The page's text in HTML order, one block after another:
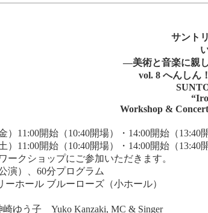
サント
―美術と音楽に親
vol. 8 へんしん！
“
Workshop &
）11:00開始（10:40開場）・14:00開始（13:40
）11:00開始（10:40開場）・14:00開始（13:40
ークショップにご参加いただきます。
演）、60分プログラム
ーホール ブルーローズ（小ホール）
ゆう子 Yuko Kanzaki, MC & Singer